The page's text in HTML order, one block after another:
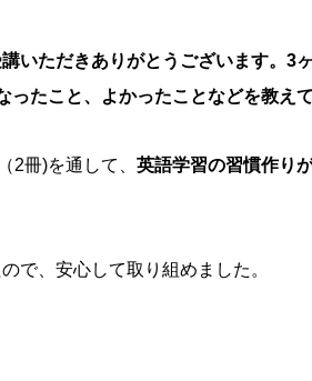
いただきありがとうございます。3
たこと、よかったことなどを教えて
2冊)を通して、 英語学習の習慣作り
で、安心して取り組めました。